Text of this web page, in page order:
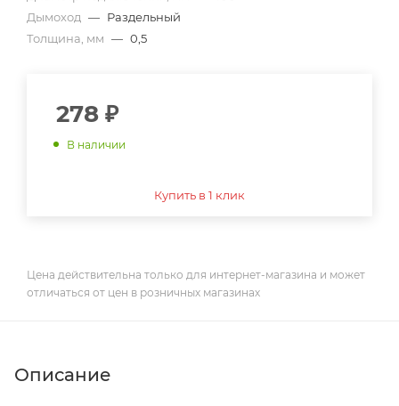
Дымоход — Раздельный
Толщина, мм — 0,5
278 ₽
В наличии
Купить в 1 клик
Цена действительна только для интернет-магазина и может
отличаться от цен в розничных магазинах
Описание